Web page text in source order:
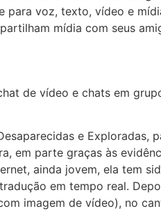
voz, texto, vídeo e
mídia com seus
de vídeo e chats em
e Exploradas,
em parte graças às
ainda jovem, ela tem
em tempo real.
imagem de vídeo), no